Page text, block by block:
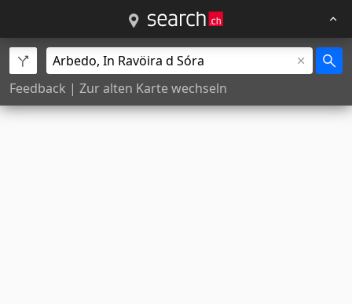
Feedback | Zur alten Karte wechseln